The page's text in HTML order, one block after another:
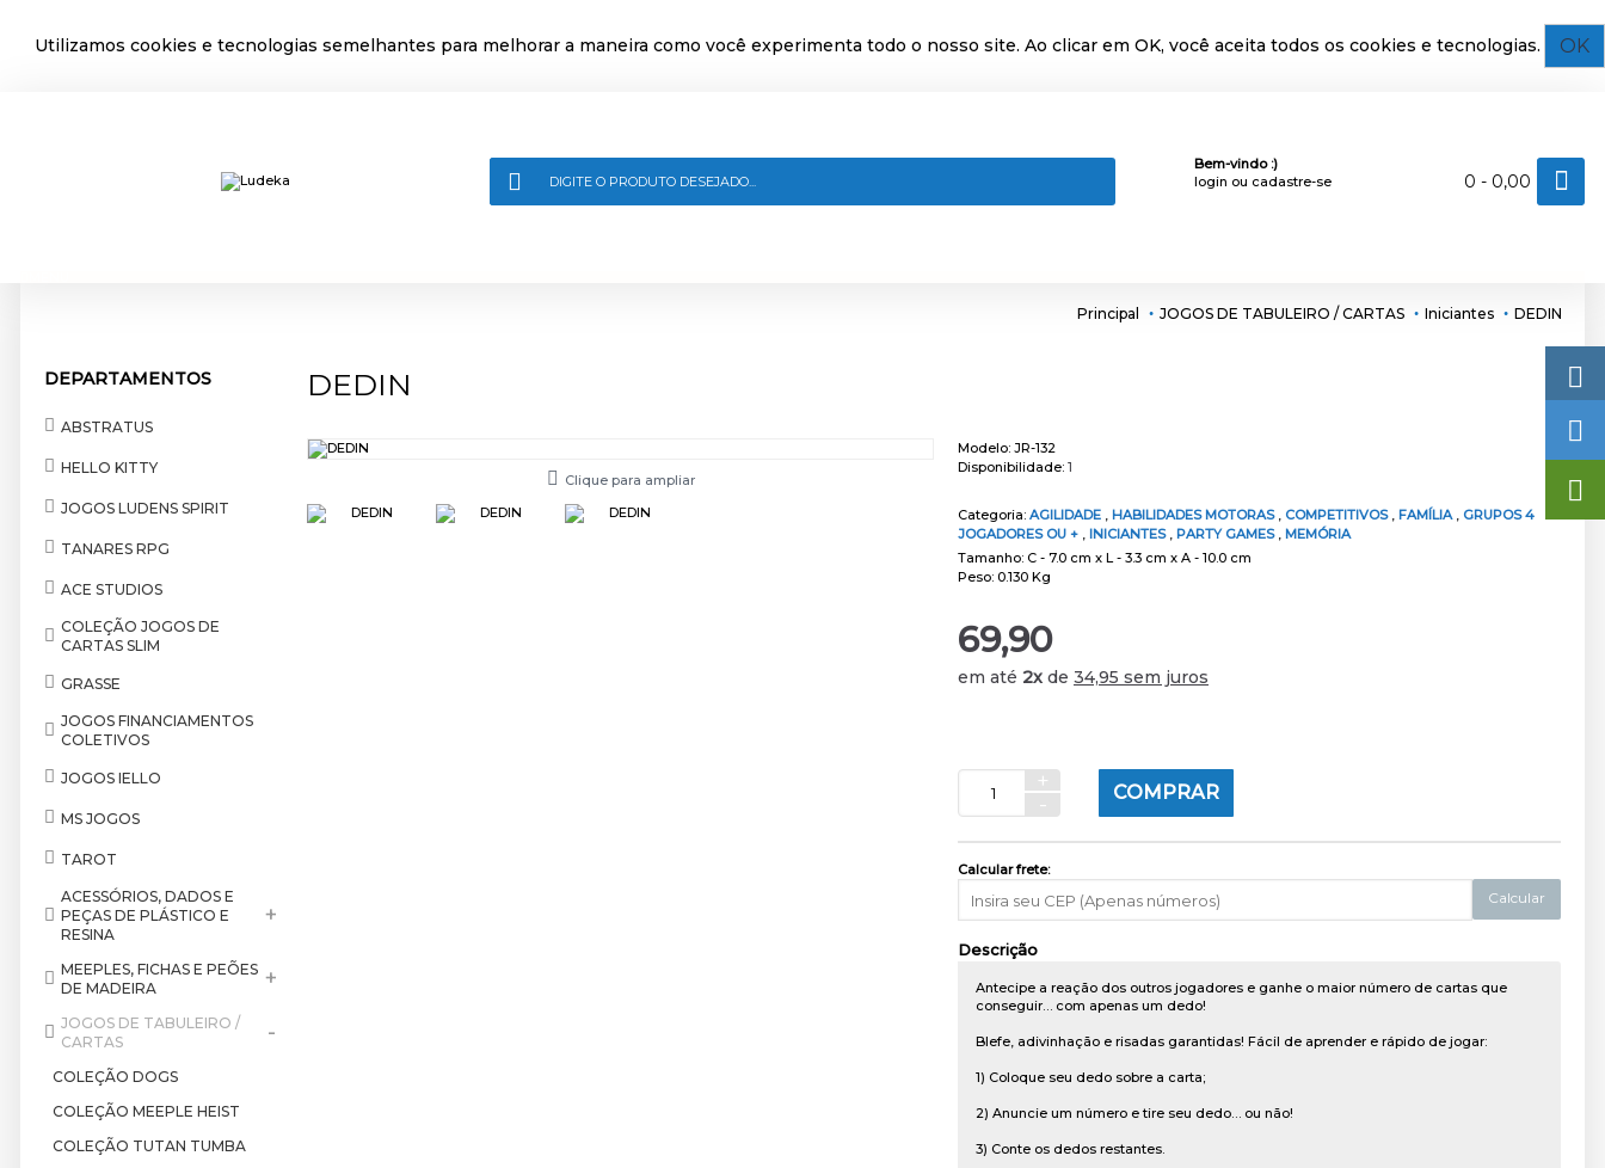
Utilizamos cookies e tecnologias semelhantes para melhorar a maneira como você experimenta todo o nosso site. Ao clicar em OK, você aceita todos os cookies e tecnologias. OK
Bem-vindo :)
login ou cadastre-se 0 - 0,00
Principal JOGOS DE TABULEIRO / CARTAS Iniciantes DEDIN
DEPARTAMENTOS
ABSTRATUS
HELLO KITTY
JOGOS LUDENS SPIRIT
TANARES RPG
ACE STUDIOS
COLEÇÃO JOGOS DE
CARTAS SLIM
GRASSE
JOGOS FINANCIAMENTOS
COLETIVOS
JOGOS IELLO
MS JOGOS
TAROT
ACESSÓRIOS, DADOS E
PEÇAS DE PLÁSTICO E
RESINA
+
MEEPLES, FICHAS E PEÕES
DE MADEIRA
+
JOGOS DE TABULEIRO /
CARTAS
-
COLEÇÃO DOGS
COLEÇÃO MEEPLE HEIST
COLEÇÃO TUTAN TUMBA
DEDIN
Clique para ampliar
Modelo: JR-132
Disponibilidade: 1
Categoria: AGILIDADE , HABILIDADES MOTORAS , COMPETITIVOS , FAMÍLIA , GRUPOS 4
JOGADORES OU + , INICIANTES , PARTY GAMES , MEMÓRIA
Tamanho: C - 7.0 cm x L - 3.3 cm x A - 10.0 cm
Peso: 0.130 Kg
69,90
em até 2x de 34,95 sem juros
+
-
COMPRAR
Calcular frete:
Calcular
Descrição
Antecipe a reação dos outros jogadores e ganhe o maior número de cartas que
conseguir… com apenas um dedo!
Blefe, adivinhação e risadas garantidas! Fácil de aprender e rápido de jogar:
1) Coloque seu dedo sobre a carta;
2) Anuncie um número e tire seu dedo… ou não!
3) Conte os dedos restantes.